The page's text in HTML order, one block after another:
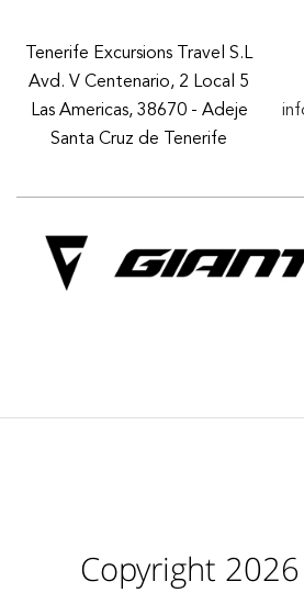
Tenerife Excursions Travel S.L
Avd. V Centenario, 2 Local 5
Las Americas, 38670 - Adeje
Santa Cruz de Tenerife
Copyright